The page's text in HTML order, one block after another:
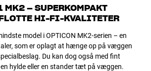
MK2 – SUPERKOMPAKT
HI-FI-KVALITETER
model i OPTICON MK2-serien – en
som er oplagt at hænge op på væggen
Du kan dog også med fint
hylde eller en stander tæt på væggen.